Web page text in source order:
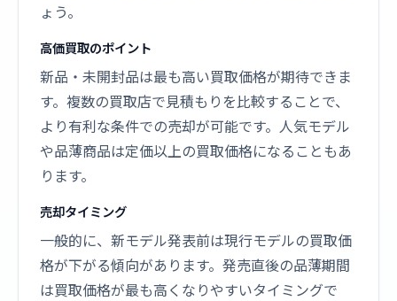
ょう。
高価買取のポイント
新品・未開封品は最も高い買取価格が期待できま
す。複数の買取店で見積もりを比較することで、
より有利な条件での売却が可能です。人気モデル
や品薄商品は定価以上の買取価格になることもあ
ります。
売却タイミング
一般的に、新モデル発表前は現行モデルの買取価
格が下がる傾向があります。発売直後の品薄期間
は買取価格が最も高くなりやすいタイミングで